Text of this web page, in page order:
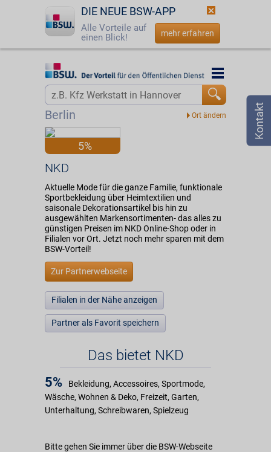
DIE NEUE BSW-APP
Alle Vorteile auf
einen Blick!
mehr erfahren
Startseite
Login
Berlin
Startseite
5%
NKD
Aktuelle Mode für die ganze Familie, funktionale
Sportbekleidung über Heimtextilien und
saisonale Dekorationsartikel bis hin zu
ausgewählten Markensortimenten- das alles zu
günstigen Preisen im NKD Online-Shop oder in
Filialen vor Ort. Jetzt noch mehr sparen mit dem
BSW-Vorteil!
Zur Partnerwebseite
Filialen in der Nähe anzeigen
Partner als Favorit speichern
Das bietet NKD
5%
Bekleidung, Accessoires, Sportmode,
Wäsche, Wohnen & Deko, Freizeit, Garten,
Unterhaltung, Schreibwaren, Spielzeug
Bitte gehen Sie immer über die BSW-Webseite